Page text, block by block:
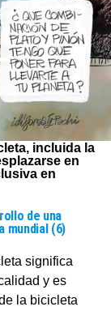
incluida la
en
en
de una
mundial (6)
significa
y es
la bicicleta